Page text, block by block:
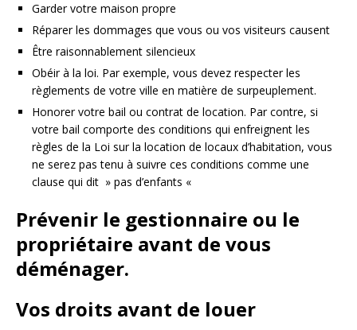
Garder votre maison propre
Réparer les dommages que vous ou vos visiteurs causent
Être raisonnablement silencieux
Obéir à la loi. Par exemple, vous devez respecter les
règlements de votre ville en matière de surpeuplement.
Honorer votre bail ou contrat de location. Par contre, si
votre bail comporte des conditions qui enfreignent les
règles de la Loi sur la location de locaux d’habitation, vous
ne serez pas tenu à suivre ces conditions comme une
clause qui dit » pas d’enfants «
Prévenir le gestionnaire ou le
propriétaire avant de vous
déménager.
Vos droits avant de louer